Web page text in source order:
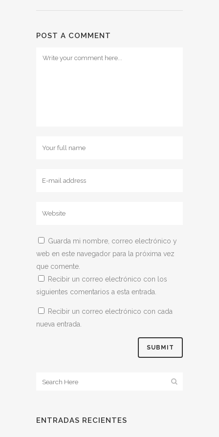
POST A COMMENT
Guarda mi nombre, correo electrónico y
web en este navegador para la próxima vez
que comente.
Recibir un correo electrónico con los
siguientes comentarios a esta entrada.
Recibir un correo electrónico con cada
nueva entrada.
ENTRADAS RECIENTES